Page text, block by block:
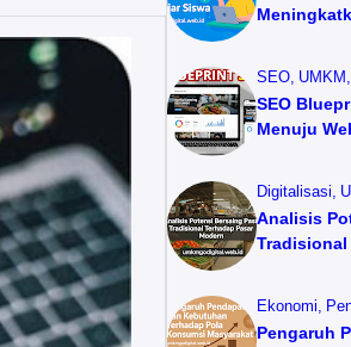
SEO UMKM
SEO
Menuju
Digitalisasi
Analisis
Tradisional
Ekonomi
Pengaruh